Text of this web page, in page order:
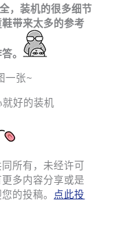
，装机的很多细节
带来太多的参考
。
一张~
所有，未经许可
多内容分享或是
的投稿。 点此投